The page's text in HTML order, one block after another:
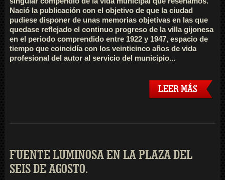
Nació la publicación con el objetivo de que la ciudad
pudiese disponer de unas memorias objetivas en las que
quedase reflejado el continuo progreso de la villa gijonesa
en el periodo comprendido entre 1922 y 1947, espacio de
tiempo que coincidía con los veinticinco años de vida
profesional del autor al servicio del municipio...
LEER MÁS
FUENTE LUMINOSA EN LA PLAZA DEL
SEIS DE AGOSTO.